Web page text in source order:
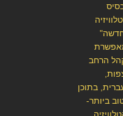
הרחב
בתוכן
ביותר-